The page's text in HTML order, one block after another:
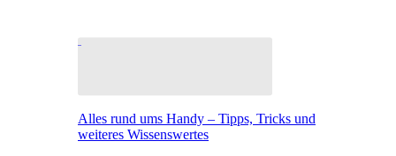
Alles rund ums Handy – Tipps, Tricks und
weiteres Wissenswertes